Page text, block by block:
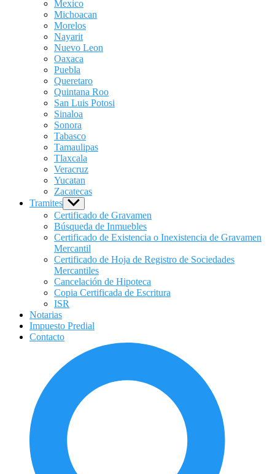
Mexico
Michoacan
Morelos
Nayarit
Nuevo Leon
Oaxaca
Puebla
Queretaro
Quintana Roo
San Luis Potosi
Sinaloa
Sonora
Tabasco
Tamaulipas
Tlaxcala
Veracruz
Yucatan
Zacatecas
Tramites Show
sub
menu
Certificado de Gravamen
Búsqueda de Inmuebles
Certificado de Existencia o Inexistencia de Gravamen
Mercantil
Certificado de Hoja de Registro de Sociedades
Mercantiles
Cancelación de Hipoteca
Copia Certificada de Escritura
ISR
Notarias
Impuesto Predial
Contacto